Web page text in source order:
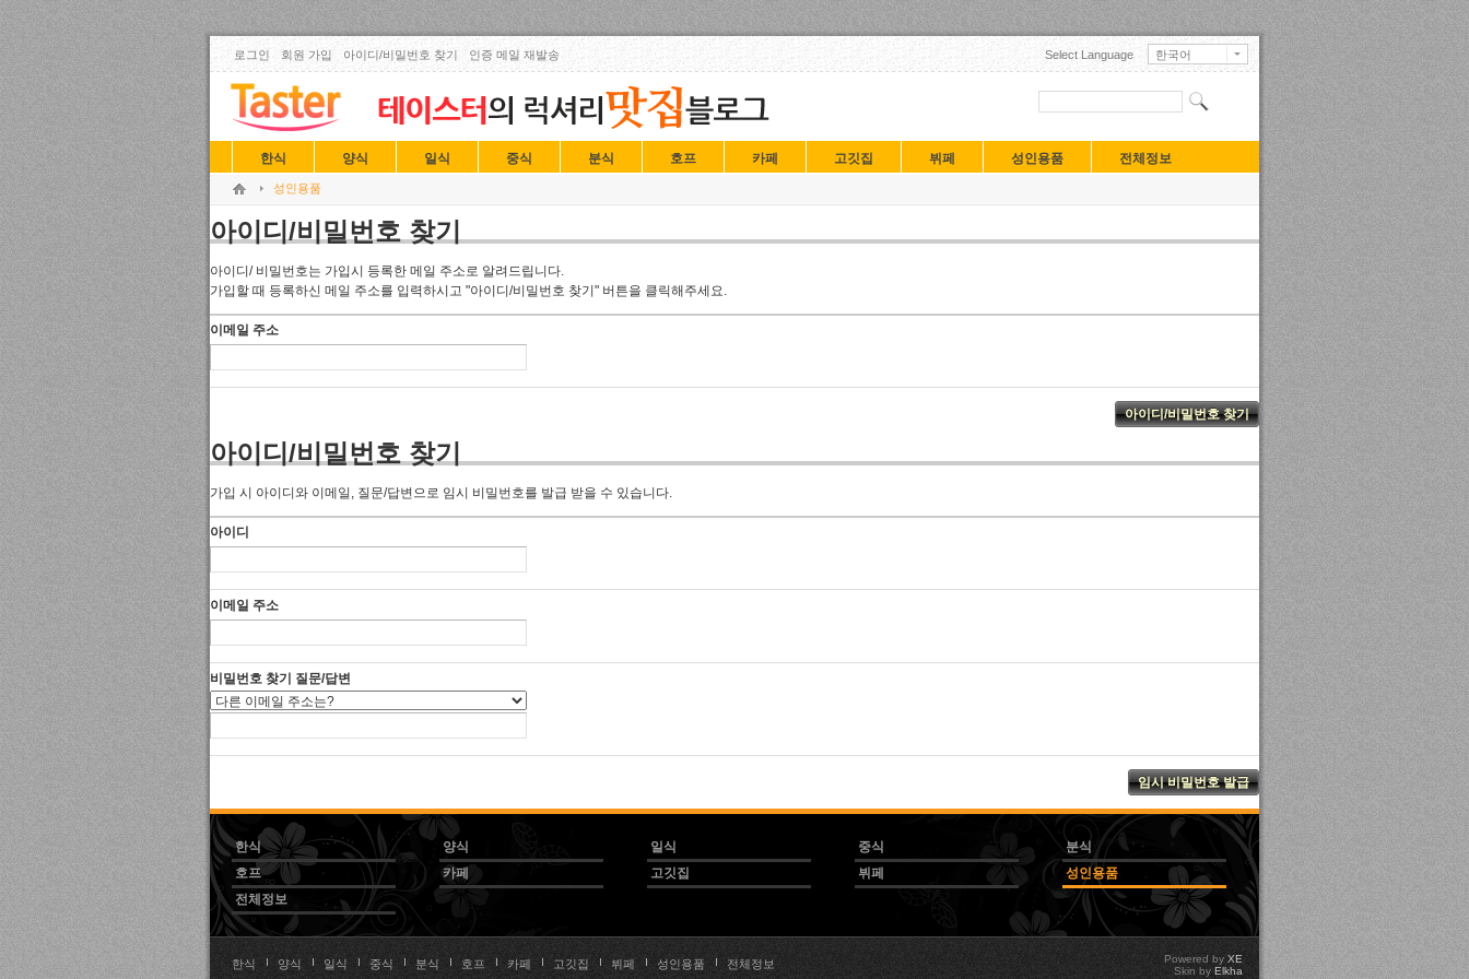
로그인 회원 가입 아이디/비밀번호 찾기 인증 메일 재발송 Select Language
한국어
English
日本語
中文(中国)
Français
Deutsch
한식 양식 일식 중식 분식 호프 카페 고깃집 뷔페 성인용품 전체정보
성인용품
아이디/비밀번호 찾기
아이디/ 비밀번호는 가입시 등록한 메일 주소로 알려드립니다.
가입할 때 등록하신 메일 주소를 입력하시고 "아이디/비밀번호 찾기" 버튼을 클릭해주세요.
이메일 주소
아이디/비밀번호 찾기
가입 시 아이디와 이메일, 질문/답변으로 임시 비밀번호를 발급 받을 수 있습니다.
아이디
이메일 주소
비밀번호 찾기 질문/답변
한식 양식 일식 중식
분식
호프
카페 고깃집 뷔페
성인용품
전체정보
한식 양식 일식 중식 분식 호프 카페 고깃집 뷔페 성인용품 전체정보 Powered by XE
Skin by Elkha